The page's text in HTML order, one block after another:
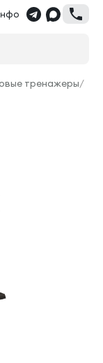
тренажеры/